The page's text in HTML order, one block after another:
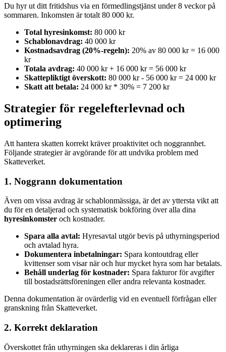
Du hyr ut ditt fritidshus via en förmedlingstjänst under 8 veckor på
sommaren. Inkomsten är totalt 80 000 kr.
Total hyresinkomst: 80 000 kr
Schablonavdrag: 40 000 kr
Kostnadsavdrag (20%-regeln): 20% av 80 000 kr = 16 000
kr
Totala avdrag: 40 000 kr + 16 000 kr = 56 000 kr
Skattepliktigt överskott: 80 000 kr - 56 000 kr = 24 000 kr
Skatt att betala: 24 000 kr * 30% = 7 200 kr
Strategier för regelefterlevnad och
optimering
Att hantera skatten korrekt kräver proaktivitet och noggrannhet.
Följande strategier är avgörande för att undvika problem med
Skatteverket.
1. Noggrann dokumentation
Även om vissa avdrag är schablonmässiga, är det av yttersta vikt att
du för en detaljerad och systematisk bokföring över alla dina
hyresinkomster och kostnader.
Spara alla avtal: Hyresavtal utgör bevis på uthyrningsperiod
och avtalad hyra.
Dokumentera inbetalningar: Spara kontoutdrag eller
kvittenser som visar när och hur mycket hyra som har betalats.
Behåll underlag för kostnader: Spara fakturor för avgifter
till bostadsrättsföreningen eller andra relevanta kostnader.
Denna dokumentation är ovärderlig vid en eventuell förfrågan eller
granskning från Skatteverket.
2. Korrekt deklaration
Överskottet från uthyrningen ska deklareras i din årliga